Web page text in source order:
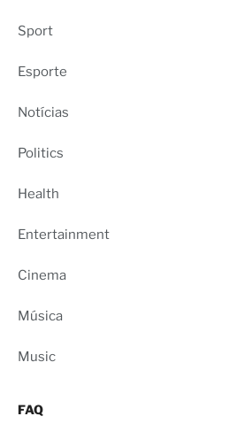
Sport
Esporte
Notícias
Politics
Health
Entertainment
Cinema
Música
Music
FAQ